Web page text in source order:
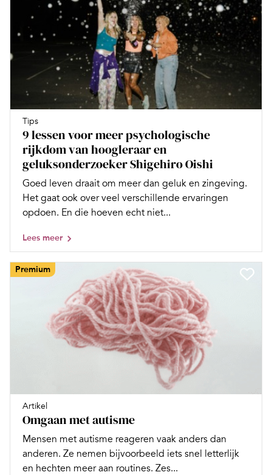
Tips
9 lessen voor meer psychologische
rijkdom van hoogleraar en
geluksonderzoeker Shigehiro Oishi
Goed leven draait om meer dan geluk en zingeving.
Het gaat ook over veel verschillende ervaringen
opdoen. En die hoeven echt niet...
Lees meer
Premium
Artikel
Omgaan met autisme
Mensen met autisme reageren vaak anders dan
anderen. Ze nemen bijvoorbeeld iets snel letterlijk
en hechten meer aan routines. Zes...